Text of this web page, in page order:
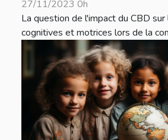
27/11/2023 0h
La question de l'impact du CBD
cognitives et motrices lors de la